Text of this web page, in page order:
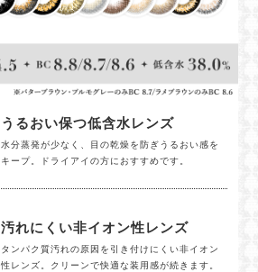
うるおい保つ低含水レンズ
水分蒸発が少なく、目の乾燥を防ぎうるおい感を
キープ。ドライアイの方におすすめです。
汚れにくい非イオン性レンズ
タンパク質汚れの原因を引き付けにくい非イオン
性レンズ。クリーンで快適な装用感が続きます。